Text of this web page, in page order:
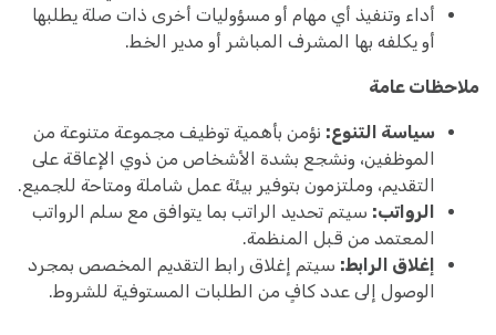
أداء وتنفيذ أي مهام أو مسؤوليات أخرى ذات صلة يطلبها
أو يكلفه بها المشرف المباشر أو مدير الخط.
ملاحظات عامة
سياسة التنوع: نؤمن بأهمية توظيف مجموعة متنوعة من
الموظفين، ونشجع بشدة الأشخاص من ذوي الإعاقة على
التقديم، وملتزمون بتوفير بيئة عمل شاملة ومتاحة للجميع.
الرواتب: سيتم تحديد الراتب بما يتوافق مع سلم الرواتب
المعتمد من قبل المنظمة.
إغلاق الرابط: سيتم إغلاق رابط التقديم المخصص بمجرد
الوصول إلى عدد كافٍ من الطلبات المستوفية للشروط.